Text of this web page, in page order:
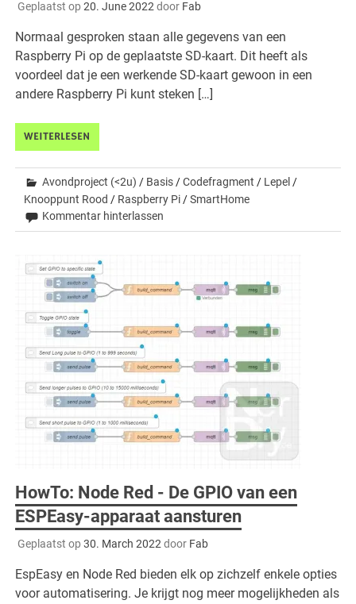
Geplaatst op 20. June 2022 door Fab
Normaal gesproken staan alle gegevens van een
Raspberry Pi op de geplaatste SD-kaart. Dit heeft als
voordeel dat je een werkende SD-kaart gewoon in een
andere Raspberry Pi kunt steken […]
WEITERLESEN
Avondproject (<2u) / Basis /Codefragment / Lepel /
Knooppunt Rood / Raspberry Pi /SmartHome
Kommentar hinterlassen
HowTo: Node Red - De GPIO van een
ESPEasy-apparaat aansturen
Geplaatst op 30. March 2022door Fab
EspEasy en Node Red bieden elk op zichzelf enkele opties
voor automatisering. Je krijgt nog meer mogelijkheden als